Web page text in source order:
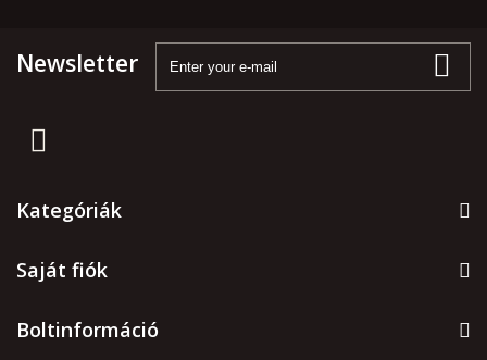
Newsletter
Kategóriák
Saját fiók
Boltinformáció